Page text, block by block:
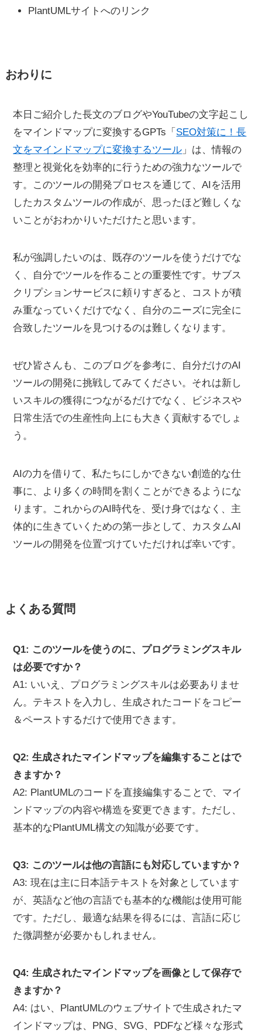
PlantUMLサイトへのリンク
おわりに
本日ご紹介した長文のブログやYouTubeの文字起こし
をマインドマップに変換するGPTs「 SEO対策に！長
文をマインドマップに変換するツール 」は、情報の
整理と視覚化を効率的に行うための強力なツールで
す。このツールの開発プロセスを通じて、AIを活用
したカスタムツールの作成が、思ったほど難しくな
いことがおわかりいただけたと思います。
私が強調したいのは、既存のツールを使うだけでな
く、自分でツールを作ることの重要性です。サブス
クリプションサービスに頼りすぎると、コストが積
み重なっていくだけでなく、自分のニーズに完全に
合致したツールを見つけるのは難しくなります。
ぜひ皆さんも、このブログを参考に、自分だけのAI
ツールの開発に挑戦してみてください。それは新し
いスキルの獲得につながるだけでなく、ビジネスや
日常生活での生産性向上にも大きく貢献するでしょ
う。
AIの力を借りて、私たちにしかできない創造的な仕
事に、より多くの時間を割くことができるようにな
ります。これからのAI時代を、受け身ではなく、主
体的に生きていくための第一歩として、カスタムAI
ツールの開発を位置づけていただければ幸いです。
よくある質問
Q1: このツールを使うのに、プログラミングスキル
は必要ですか？
A1: いいえ、プログラミングスキルは必要ありませ
ん。テキストを入力し、生成されたコードをコピー
＆ペーストするだけで使用できます。
Q2: 生成されたマインドマップを編集することはで
きますか？
A2: PlantUMLのコードを直接編集することで、マイ
ンドマップの内容や構造を変更できます。ただし、
基本的なPlantUML構文の知識が必要です。
Q3: このツールは他の言語にも対応していますか？
A3: 現在は主に日本語テキストを対象としています
が、英語など他の言語でも基本的な機能は使用可能
です。ただし、最適な結果を得るには、言語に応じ
た微調整が必要かもしれません。
Q4: 生成されたマインドマップを画像として保存で
きますか？
A4: はい、PlantUMLのウェブサイトで生成されたマ
インドマップは、PNG、SVG、PDFなど様々な形式